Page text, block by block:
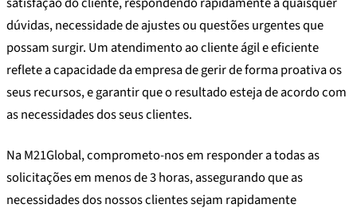
dúvidas, necessidade de ajustes ou questões urgentes que
possam surgir. Um atendimento ao cliente ágil e eficiente
reflete a capacidade da empresa de gerir de forma proativa os
seus recursos, e garantir que o resultado esteja de acordo com
as necessidades dos seus clientes.
Na M21Global, comprometo-nos em responder a todas as
solicitações em menos de 3 horas, assegurando que as
necessidades dos nossos clientes sejam rapidamente